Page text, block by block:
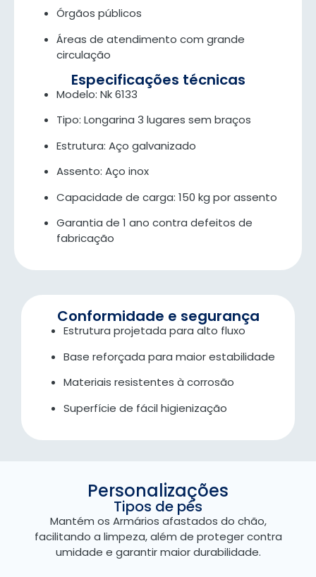
Órgãos públicos
Áreas de atendimento com grande
circulação
Especificações técnicas
Modelo: Nk 6133
Tipo: Longarina 3 lugares sem braços
Estrutura: Aço galvanizado
Assento: Aço inox
Capacidade de carga: 150 kg por assento
Garantia de 1 ano contra defeitos de
fabricação
Conformidade e segurança
Estrutura projetada para alto fluxo
Base reforçada para maior estabilidade
Materiais resistentes à corrosão
Superfície de fácil higienização
Personalizações
Tipos de pés
Mantém os Armários afastados do chão,
facilitando a limpeza, além de proteger contra
umidade e garantir maior durabilidade.